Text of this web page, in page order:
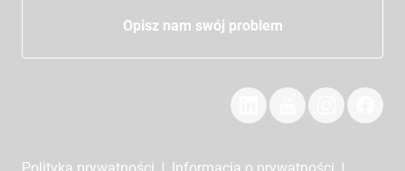
Opisz nam swój problem